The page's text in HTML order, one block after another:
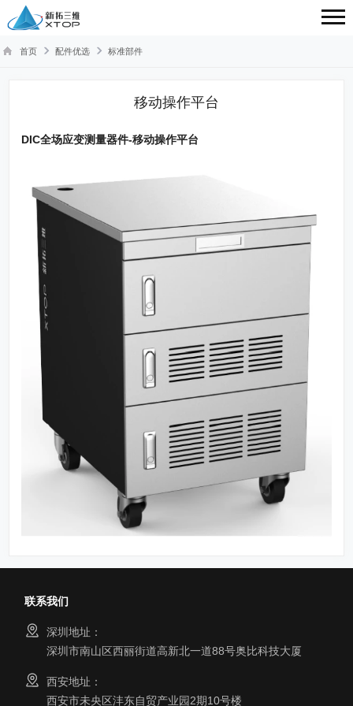
首页 配件优选 标准部件
移动操作平台
DIC全场应变测量器件-移动操作平台
联系我们
深圳地址：
深圳市南山区西丽街道高新北一道88号奥比科技大厦
西安地址：
西安市未央区沣东自贸产业园2期10号楼